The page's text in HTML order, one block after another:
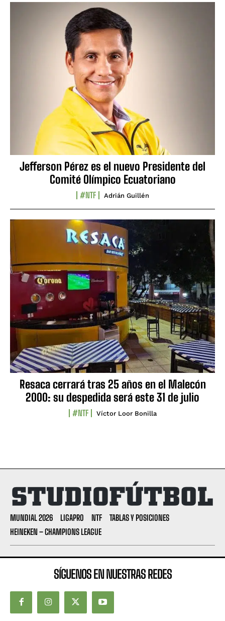
Jefferson Pérez es el nuevo Presidente del
Comité Olímpico Ecuatoriano
#NTF Adrián Guillén
Resaca cerrará tras 25 años en el Malecón
2000: su despedida será este 31 de julio
#NTF Víctor Loor Bonilla
MUNDIAL 2026 LIGAPRO NTF
TABLAS Y POSICIONES
HEINEKEN – CHAMPIONS LEAGUE
SÍGUENOS EN NUESTRAS REDES